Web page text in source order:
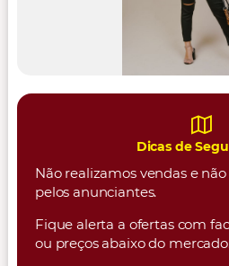
Dicas de
Não realizamos vendas e
pelos anunciantes.
Fique alerta a ofertas com
ou preços abaixo do